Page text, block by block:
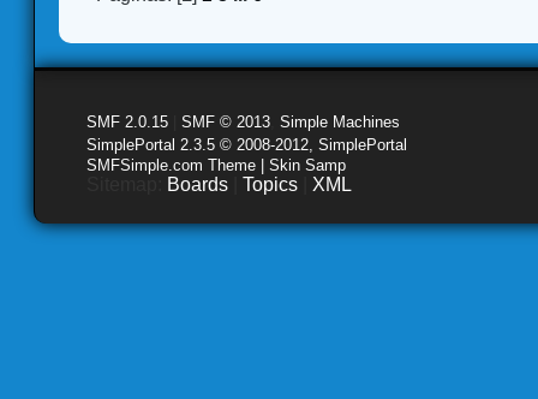
SMF 2.0.15 SMF © 2013 Simple Machines
SimplePortal 2.3.5 © 2008-2012, SimplePortal
SMFSimple.com Theme | Skin Samp
Boards Topics XML